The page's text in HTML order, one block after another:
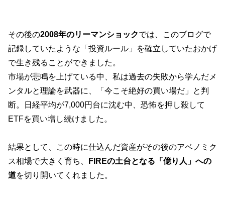
その後の2008年のリーマンショックでは、このブログで
記録していたような「投資ルール」を確立していたおかげ
で生き残ることができました。
市場が悲鳴を上げている中、私は過去の失敗から学んだメ
ンタルと理論を武器に、「今こそ絶好の買い場だ」と判
断。日経平均が7,000円台に沈む中、恐怖を押し殺して
ETFを買い増し続けました。
結果として、この時に仕込んだ資産がその後のアベノミク
ス相場で大きく育ち、
FIREの土台となる「億り人」への
道を切り開いてくれました。